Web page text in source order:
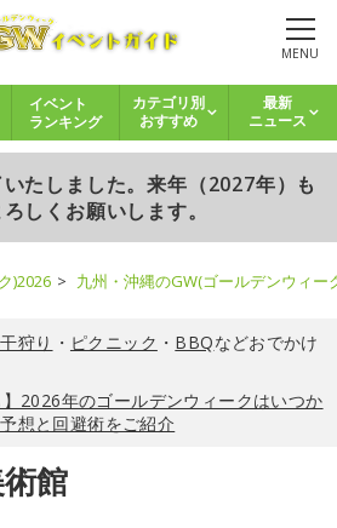
MENU
イベント
ランキング
カテゴリ別
おすすめ
最新
ニュース
たしました。来年（2027年）も
しくお願いします。
)2026 九州・沖縄のGW(ゴールデンウィ
狩り ・ ピクニック ・ BBQなどおでかけ
】2026年のゴールデンウィークはいつか
想と回避術をご紹介
館